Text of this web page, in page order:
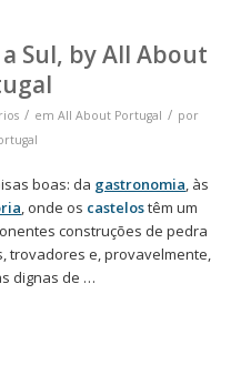
Sul, by All About
/ em All About Portugal / por
boas: da gastronomia, às
, onde os castelostêm um
construções de pedra
trovadores e, provavelmente,
dignas de …